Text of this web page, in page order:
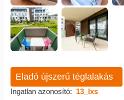
Eladó újszerű téglalakás
Ingatlan azonosító: 13_lxs